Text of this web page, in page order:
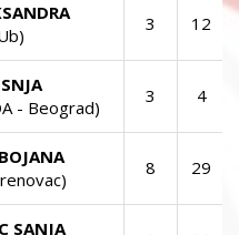
3 12
- Beograd)
3 4
8 29
SANJA